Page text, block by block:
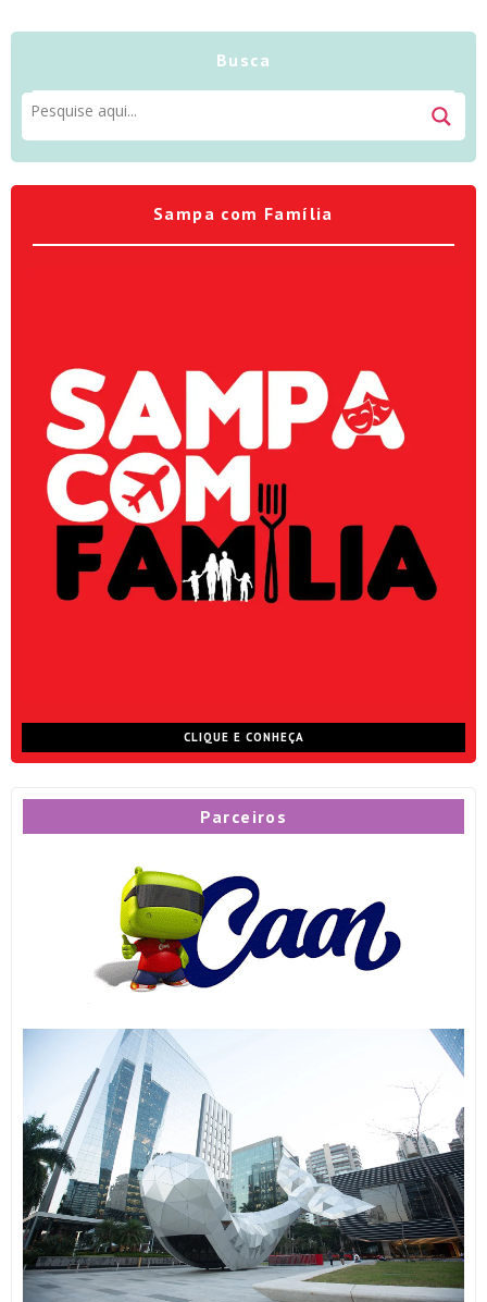
Busca
Sampa com Família
CLIQUE E CONHEÇA
Parceiros